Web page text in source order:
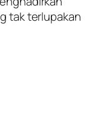
tak terlupakan